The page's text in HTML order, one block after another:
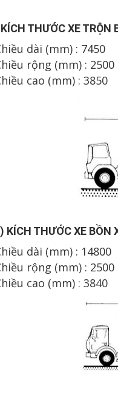
ÍCH THƯỚC XETRỘN
dài (mm) : 7450
rộng (mm) : 2500
cao (mm) : 3850
KÍCH THƯỚC XE BỒN
dài (mm) : 14800
rộng (mm) : 2500
cao (mm) : 3840